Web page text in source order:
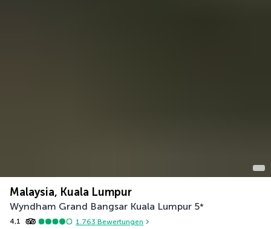
Malaysia, Kuala Lumpur
Wyndham Grand Bangsar Kuala Lumpur 5*
4,1 1.763 Bewertungen